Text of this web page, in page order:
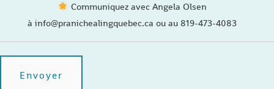
Communiquez avec Angela Olsen
à info@pranichealingquebec.ca ou au 819-473-4083